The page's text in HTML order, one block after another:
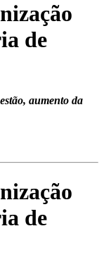
de
aumento da
de